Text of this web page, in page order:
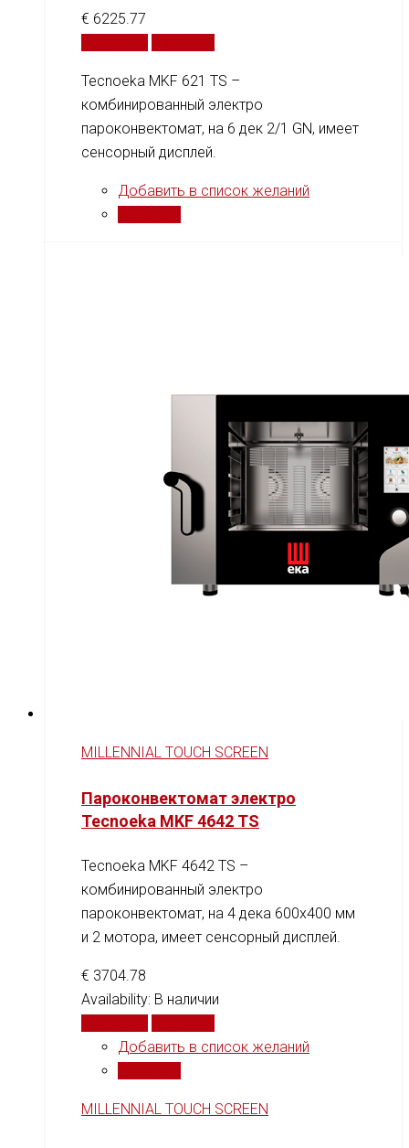
€ 6225.77
Tecnoeka MKF 621 TS –
комбинированный электро
пароконвектомат, на 6 дек 2/1 GN, имеет
сенсорный дисплей.
Добавить в список желаний
MILLENNIAL TOUCH SCREEN
Пароконвектомат электро
Tecnoeka MKF 4642 TS
Tecnoeka MKF 4642 TS –
комбинированный электро
пароконвектомат, на 4 дека 600х400 мм
и 2 мотора, имеет сенсорный дисплей.
€ 3704.78
Availability: В наличии
Добавить в список желаний
MILLENNIAL TOUCH SCREEN